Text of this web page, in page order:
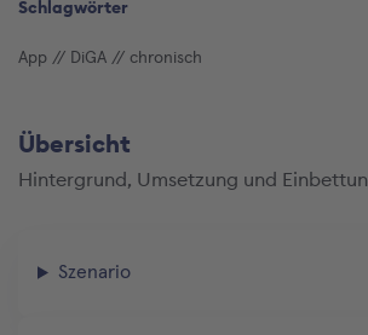
Schlagwörter
App // DiGA // chronisch
Übersicht
Hintergrund, Umsetzung und
Szenario